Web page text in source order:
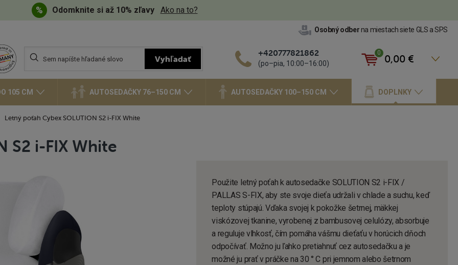
Odomknite si až 10% zľavy Ako na to?
Osobný odberna miestach siete GLS a SPS
Vyhľadávanie
Vyhľadať
+420777821862
(po–pia, 10:00–16:00) Košík
0 0,00 €
105 CM AUTOSEDAČKY 76–150 CM AUTOSEDAČKY 100–150 CM DOPLNKY
Letný poťah Cybex SOLUTION S2 i-FIX White
S2 i-FIX White
Použite letný poťah k autosedačke SOLUTION S2 i-FIX /
PALLAS S-FIX, aby ste svoje dieťa udržali v chlade a suchu, keď
teploty stúpajú. Vďaka svojej k pokožke šetrnej, mäkkej
viskózovej tkanine, vyrobenej z bambusovej celulózy, absorbuje
a reguluje vlhkosť, čím pomáha vášmu dieťaťu v horúcich dňoch
odpočívať. Možno ju ľahko pretiahnuť cez autosedačku a je
možné ju prať v práčke na 30 ° C pri jemnom alebo šetrnom